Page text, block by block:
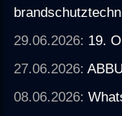
29.06.2026: 19.
27.06.2026:
08.06.2026: